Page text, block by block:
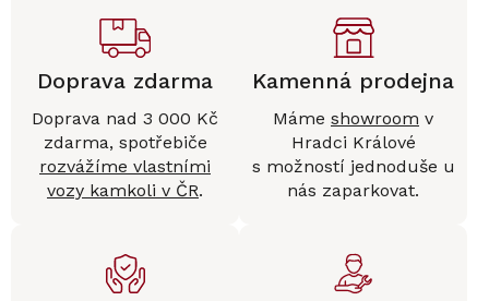
Doprava zdarma
Doprava nad 3 000 Kč
zdarma, spotřebiče
rozvážíme vlastními
vozy kamkoli v ČR.
Kamenná prodejna
Máme showroom v
Hradci Králové
s možností jednoduše u
nás zaparkovat.